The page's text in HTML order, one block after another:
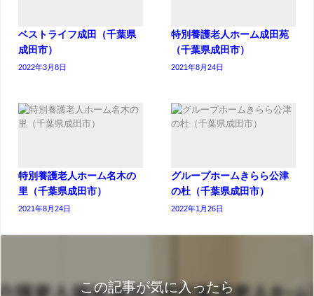
ベストライフ成田（千葉県
成田市）
2022年3月8日
特別養護老人ホーム成田苑
（千葉県成田市）
2021年8月24日
特別養護老人ホーム名木の
里（千葉県成田市）
2021年8月24日
グループホームきらら公津
の杜（千葉県成田市）
2022年1月26日
この記事が気に入ったら